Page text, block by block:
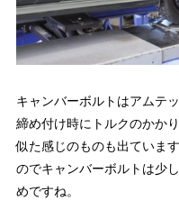
キャンバーボルトはアムテ
締め付け時にトルクのかか
似た感じのものも出ていま
のでキャンバーボルトは少
めですね。